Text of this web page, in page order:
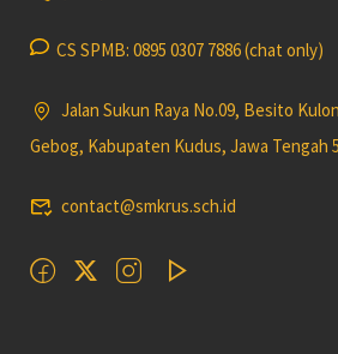
CS SPMB: 0895 0307 7886 (chat only)
Jalan Sukun Raya No.09, Besito
Gebog, Kabupaten Kudus, Jawa Tengah
contact@smkrus.sch.id